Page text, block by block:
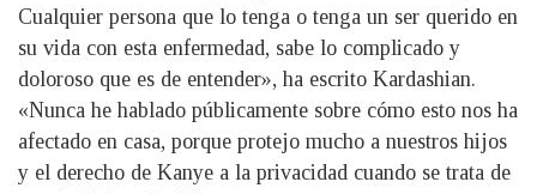
Cualquier persona que lo tenga o tenga un ser querido en
su vida con esta enfermedad, sabe lo complicado y
doloroso que es de entender», ha escrito Kardashian.
«Nunca he hablado públicamente sobre cómo esto nos ha
afectado en casa, porque protejo mucho a nuestros hijos
y el derecho de Kanye a la privacidad cuando se trata de